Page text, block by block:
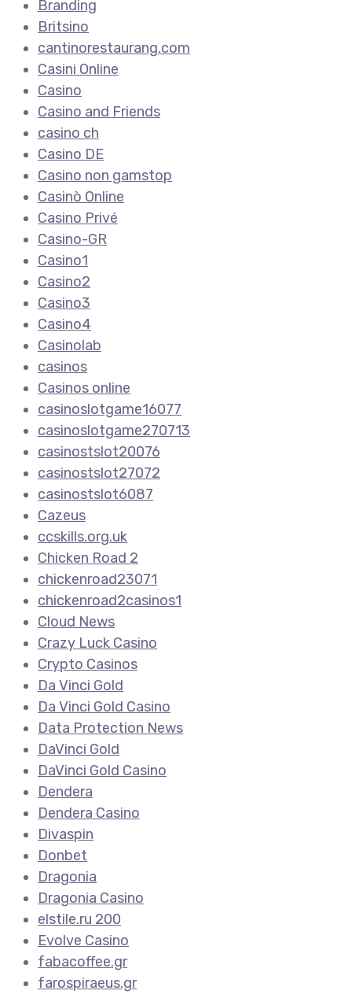
Branding
Britsino
cantinorestaurang.com
Casini Online
Casino
Casino and Friends
casino ch
Casino DE
Casino non gamstop
Casinò Online
Casino Privé
Casino-GR
Casino1
Casino2
Casino3
Casino4
Casinolab
casinos
Casinos online
casinoslotgame16077
casinoslotgame270713
casinostslot20076
casinostslot27072
casinostslot6087
Cazeus
ccskills.org.uk
Chicken Road 2
chickenroad23071
chickenroad2casinos1
Cloud News
Crazy Luck Casino
Crypto Casinos
Da Vinci Gold
Da Vinci Gold Casino
Data Protection News
DaVinci Gold
DaVinci Gold Casino
Dendera
Dendera Casino
Divaspin
Donbet
Dragonia
Dragonia Casino
elstile.ru 200
Evolve Casino
fabacoffee.gr
farospiraeus.gr